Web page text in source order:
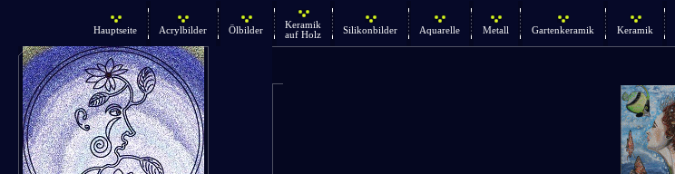
Hauptseite Acrylbilder Ölbilder
Keramik
auf Holz
Silikonbilder Aquarelle Metall Gartenkeramik Keramik